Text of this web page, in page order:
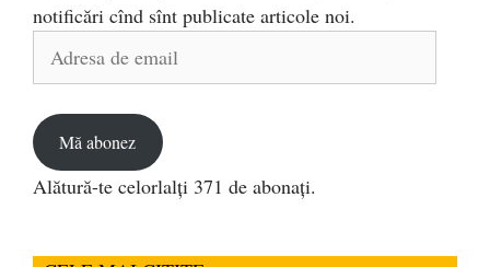
notificări cînd sînt publicate articole noi.
Adresa
Mă abonez
Alătură-te celorlalți 371 de abonați.